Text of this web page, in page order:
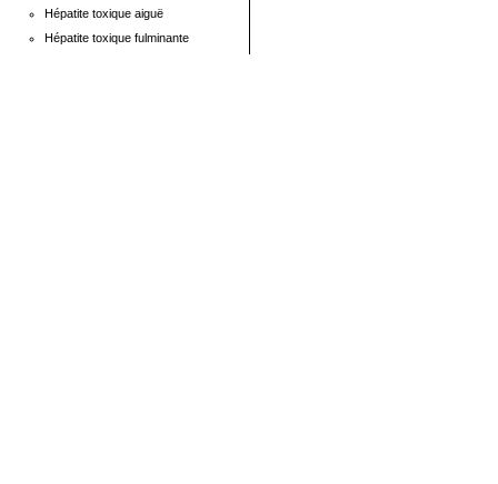
Hépatite toxique aiguë
Hépatite toxique fulminante